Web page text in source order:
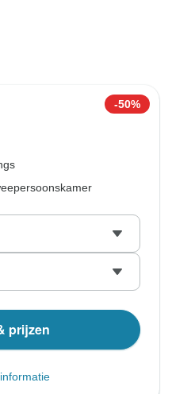
-50%
prijzen